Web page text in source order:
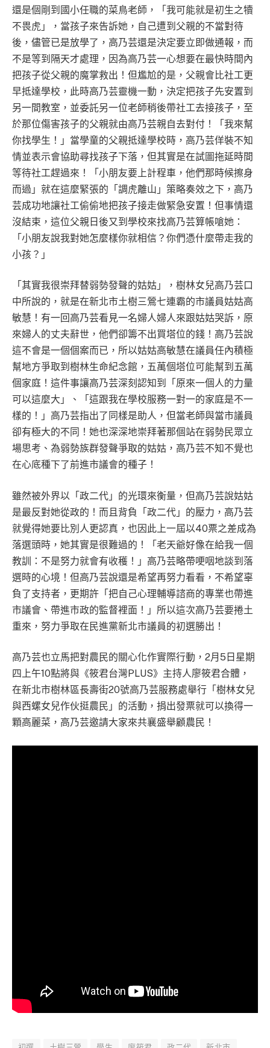
還是個剛到國小任職的菜鳥老師，「我可能就是初生之犢
不畏虎」，當孩子來告訴她，自己遭到父親的不當對待
後，儘管已是放學了，高乃芸還是決定要立即做通報，而
不是等到隔天才處理，因為高乃芸一心想要在最快時間內
把孩子從父親的魔掌救出！但尷尬的是，父親會比社工更
早抵達學校，此時高乃芸靈機一動，決定把孩子先安置到
另一間教室，並委託另一位老師稍後帶社工去接孩子，至
於那位傷害孩子的父親就由高乃芸親自去對付！「我來幫
你找學生！」當學童的父親抵達學校時，高乃芸佯裝不知
情並表示會協助尋找孩子下落，但其實是在試圖拖延時間
等待社工趕過來！「小朋友要上計程車，他們那時候擦身
而過」就在這麼緊張的「調虎離山」策略奏效之下，高乃
芸成功地讓社工偷偷地把孩子接走做緊急安置！但事情還
沒結束，這位父親日後又到學校來找高乃芸算帳嗆她：
「小朋友說我對她怎麼樣你就相信？你們憑什麼帶走我的
小孩？」
「其實我很崇拜替弱勢發聲的姑姑」，樹林女兒高乃芸口
中所說的，就是在新北市土樹三鶯七連霸的市議員姑姑高
敏慧！有一回高乃芸看見一名婦人婦人來跟姑姑哭訴，原
來婦人的丈夫辭世，他們卻籌不出買塔位的錢！高乃芸說
這不會是一個個案而已，所以姑姑高敏慧在議員任內積極
幫地方爭取到樹林生命紀念館，五萬個塔位可能幫到五萬
個家庭！這件事讓高乃芸深刻認知到「原來一個人的力量
可以這麼大」、「這跟我在學校服務一對一的家庭是不一
樣的！」高乃芸指出了同樣是助人，但當老師與當市議員
卻有極大的不同！她也深深地崇拜著那個站在弱勢民眾立
場思考、為弱勢族群發聲爭取的姑姑，高乃芸不知不覺也
在心底種下了前進市議會的種子！
雖然被外界以「政二代」的光環來衡量，但高乃芸說姑姑
是最反對她從政的！而且背負「政二代」的壓力，高乃芸
就覺得她要比別人更認真，也因此上一屆以40票之差成為
落選頭時，她其實是很難過的！「老天爺好像在給我一個
教訓：不是努力就會有收穫！」高乃芸略帶哽咽地談到落
選時的心境！但高乃芸說還是希望再努力看看，不希望辜
負了支持者，更期許「把自己心理輔導諮商的專業也帶進
市議會、帶進市政的監督裡面！」所以這次高乃芸要捲土
重來，努力爭取在民進黨新北市議員的初選勝出！
高乃芸也立馬把對農民的關心化作實際行動，2月5日星期
四上午10點將與《筱君台灣PLUS》主持人廖筱君合體，
在新北市樹林區長壽街20號高乃芸服務處舉行「樹林女兒
與西螺女兒作伙挺農民」的活動，捐出發票就可以換得一
顆高麗菜，高乃芸邀請大家來共襄盛舉顧農民！